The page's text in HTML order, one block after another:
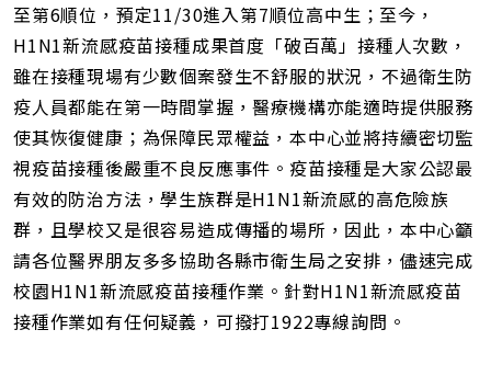
至第6順位，預定11/30進入第7順位高中生；至今，
H1N1新流感疫苗接種成果首度「破百萬」接種人次數，
雖在接種現場有少數個案發生不舒服的狀況，不過衛生防
疫人員都能在第一時間掌握，醫療機構亦能適時提供服務
使其恢復健康；為保障民眾權益，本中心並將持續密切監
視疫苗接種後嚴重不良反應事件。疫苗接種是大家公認最
有效的防治方法，學生族群是H1N1新流感的高危險族
群，且學校又是很容易造成傳播的場所，因此，本中心籲
請各位醫界朋友多多協助各縣市衛生局之安排，儘速完成
校園H1N1新流感疫苗接種作業。針對H1N1新流感疫苗
接種作業如有任何疑義，可撥打1922專線詢問。